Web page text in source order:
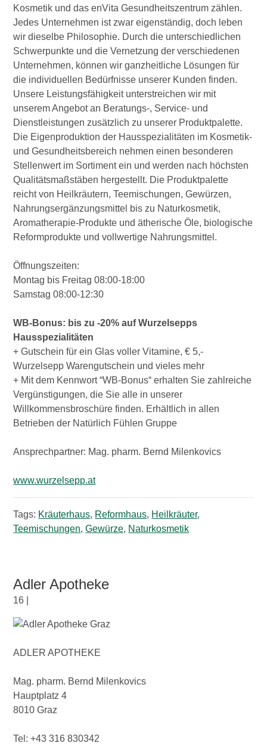
Kosmetik und das enVita Gesundheitszentrum zählen.
Jedes Unternehmen ist zwar eigenständig, doch leben
wir dieselbe Philosophie. Durch die unterschiedlichen
Schwerpunkte und die Vernetzung der verschiedenen
Unternehmen, können wir ganzheitliche Lösungen für
die individuellen Bedürfnisse unserer Kunden finden.
Unsere Leistungsfähigkeit unterstreichen wir mit
unserem Angebot an Beratungs-, Service- und
Dienstleistungen zusätzlich zu unserer Produktpalette.
Die Eigenproduktion der Hausspezialitäten im Kosmetik-
und Gesundheitsbereich nehmen einen besonderen
Stellenwert im Sortiment ein und werden nach höchsten
Qualitätsmaßstäben hergestellt. Die Produktpalette
reicht von Heilkräutern, Teemischungen, Gewürzen,
Nahrungsergänzungsmittel bis zu Naturkosmetik,
Aromatherapie-Produkte und ätherische Öle, biologische
Reformprodukte und vollwertige Nahrungsmittel.
Öffnungszeiten:
Montag bis Freitag 08:00-18:00
Samstag 08:00-12:30
WB-Bonus: bis zu -20% auf Wurzelsepps
Hausspezialitäten
+ Gutschein für ein Glas voller Vitamine, € 5,-
Wurzelsepp Warengutschein und vieles mehr
+ Mit dem Kennwort “WB-Bonus“ erhalten Sie zahlreiche
Vergünstigungen, die Sie alle in unserer
Willkommensbroschüre finden. Erhältlich in allen
Betrieben der Natürlich Fühlen Gruppe
Ansprechpartner: Mag. pharm. Bernd Milenkovics
www.wurzelsepp.at
Tags: Kräuterhaus, Reformhaus, Heilkräuter,
Teemischungen,Gewürze, Naturkosmetik
Adler Apotheke
16 |
ADLER APOTHEKE
Mag. pharm. Bernd Milenkovics
Hauptplatz 4
8010 Graz
Tel: +43 316 830342